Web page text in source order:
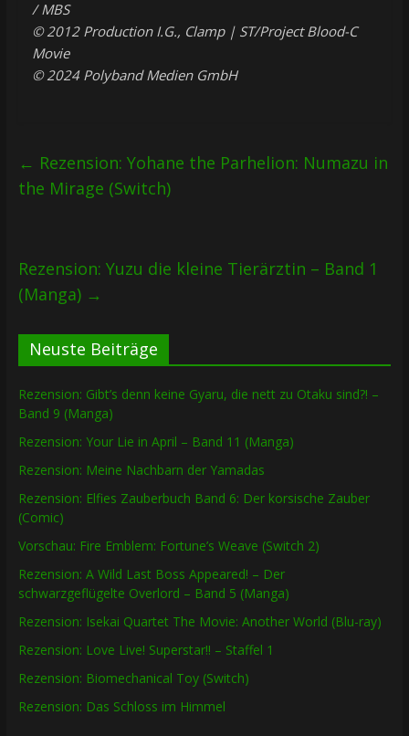
/ MBS
© 2012 Production I.G., Clamp | ST/Project Blood-C
Movie
© 2024 Polyband Medien GmbH
← Rezension: Yohane the Parhelion: Numazu in
the Mirage (Switch)
Rezension: Yuzu die kleine Tierärztin – Band 1
(Manga) →
Neuste Beiträge
Rezension: Gibt’s denn keine Gyaru, die nett zu Otaku sind?! –
Band 9 (Manga)
Rezension: Your Lie in April – Band 11 (Manga)
Rezension: Meine Nachbarn der Yamadas
Rezension: Elfies Zauberbuch Band 6: Der korsische Zauber
(Comic)
Vorschau: Fire Emblem: Fortune’s Weave (Switch 2)
Rezension: A Wild Last Boss Appeared! – Der
schwarzgeflügelte Overlord – Band 5 (Manga)
Rezension: Isekai Quartet The Movie: Another World (Blu-ray)
Rezension: Love Live! Superstar!! – Staffel 1
Rezension: Biomechanical Toy (Switch)
Rezension: Das Schloss im Himmel